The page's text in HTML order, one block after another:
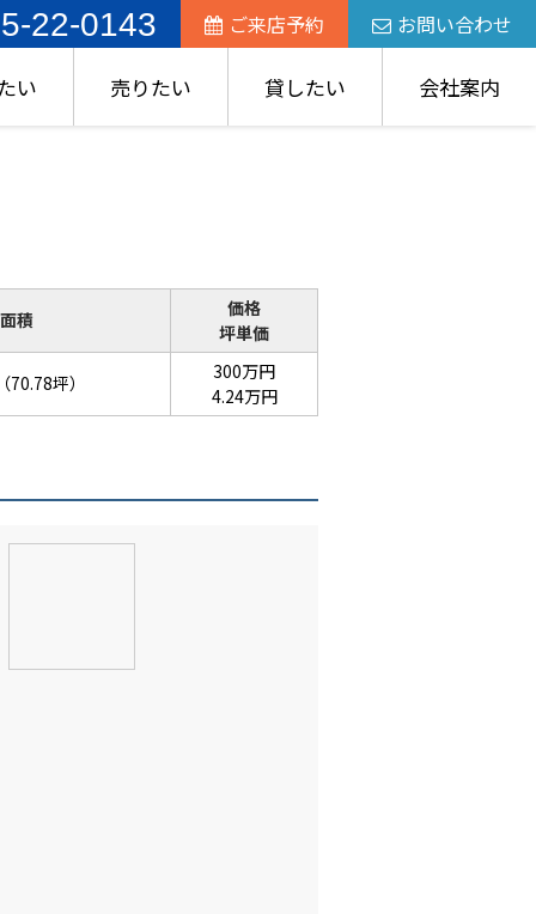
22-0143 ご来店予約 お問い合わせ
い 売りたい 貸したい 会社案内
積
価格
坪単価
70.78坪）
300万円
4.24万円